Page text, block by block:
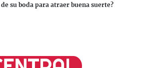
su boda para atraer buena suerte?